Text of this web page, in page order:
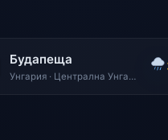
Будапеща
Унгария · Централна Унгария